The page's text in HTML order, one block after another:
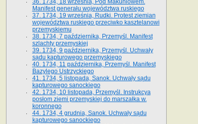
36. 1734, 18 września, Pod Makuniowem.
Manifest generału województwa ruskiego
37. 1734, 19 września, Rudki. Protest ziemian
województwa ruskiego przeciwko kasztelanowi
przemyskiemu
38. 1734, 7 października, Przemyśl. Manifest
szlachty przemyskiej
39. 1734, 9 października, Przemyśl. Uchwały
sądu kapturowego przemyskiego
40. 1734, 11 października, Przemyśl. Manifest
Bazylego Ustrzyckiego
41. 1734, 5 listopada, Sanok. Uchwały sądu
kapturowego sanockiego
42. 1734, 10 listopada, Przemyśl. Instrukcya
posłom ziemi przemyskiej do marszałka w.
koronnego
44. 1734, 4 grudnia, Sanok. Uchwały sądu
kapturowego sanockiego